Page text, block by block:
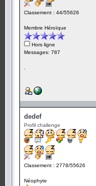
Classement : 44/55626
Membre Héroïque
Hors ligne
Messages: 787
dedef
Profil challenge
Classement : 2778/55626
Néophyte